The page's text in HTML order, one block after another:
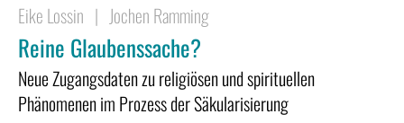
Eike Lossin | Jochen Ramming
Reine Glaubenssache?
Neue Zugangsdaten zu religiösen und spirituellen
Phänomenen im Prozess der Säkularisierung